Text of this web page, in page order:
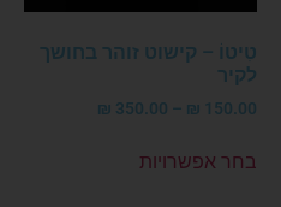
טִיטוֹ – קישוט זוהר בחושך
לקיר
150.00
₪
–
350.00
₪
בחר אפשרויות